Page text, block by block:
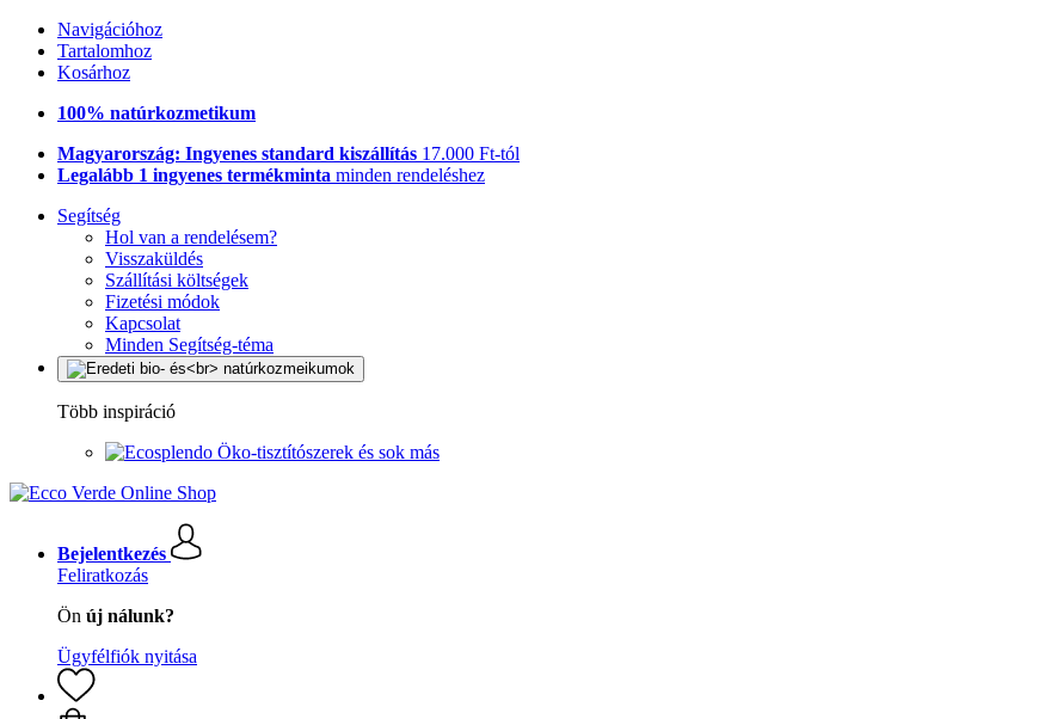
Navigációhoz
Tartalomhoz
Kosárhoz
100% natúrkozmetikum
Magyarország: Ingyenes standard kiszállítás 17.000 Ft-tól
Legalább 1 ingyenes termékminta minden rendeléshez
Segítség
Hol van a rendelésem?
Visszaküldés
Szállítási költségek
Fizetési módok
Kapcsolat
Minden Segítség-téma
Több inspiráció
Öko-tisztítószerek és sok más
Bejelentkezés
Feliratkozás
Ön új nálunk?
Ügyfélfiók nyitása